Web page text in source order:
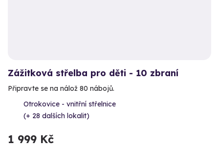
Zážitková střelba pro děti - 10 zbraní
Připravte se na nálož 80 nábojů.
Otrokovice - vnitřní střelnice
(+ 28 dalších lokalit)
1 999 Kč